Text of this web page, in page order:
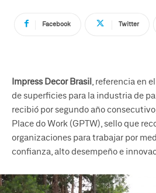
Facebook Twitter
Impress Decor Brasil , referencia en
de superficies para la industria de
recibió por segundo año
Place do Work (GPTW), sello que
organizaciones para trabajar por
confianza, alto desempeño e